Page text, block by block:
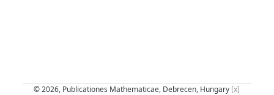
© 2026, Publicationes Mathematicae, Debrecen, Hungary [x]